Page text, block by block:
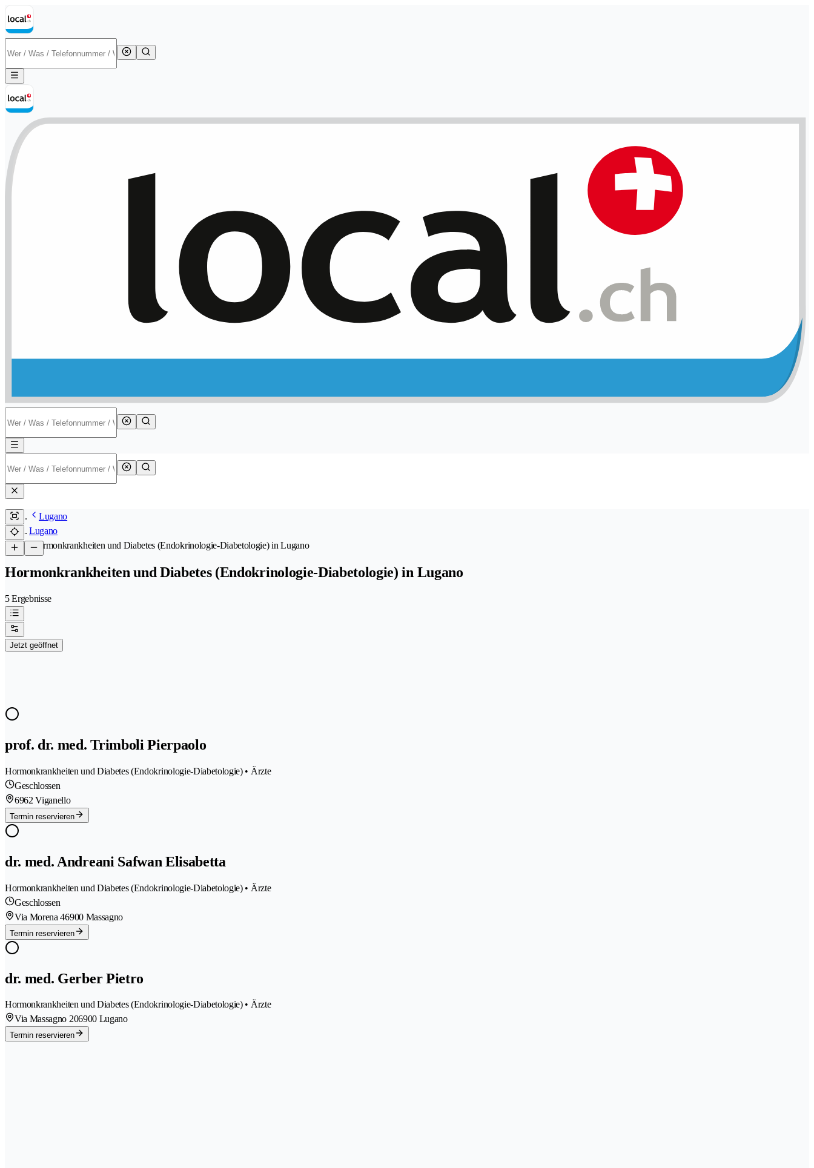
Lugano
Lugano
/Hormonkrankheiten und Diabetes (Endokrinologie-Diabetologie) in Lugano
Hormonkrankheiten und Diabetes (Endokrinologie-Diabetologie) in Lugano
5 Ergebnisse
Jetzt geöffnet
prof. dr. med. Trimboli Pierpaolo
Hormonkrankheiten und Diabetes (Endokrinologie-Diabetologie) • Ärzte
Geschlossen
6962 Viganello
Termin reservieren
dr. med. Andreani Safwan Elisabetta
Hormonkrankheiten und Diabetes (Endokrinologie-Diabetologie) • Ärzte
Geschlossen
Via Morena 46900 Massagno
Termin reservieren
dr. med. Gerber Pietro
Hormonkrankheiten und Diabetes (Endokrinologie-Diabetologie) • Ärzte
Via Massagno 206900 Lugano
Termin reservieren